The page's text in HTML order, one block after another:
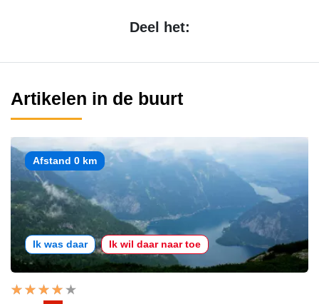
Deel het:
Artikelen in de buurt
Afstand 0 km
Ik was daar Ik wil daar naar toe